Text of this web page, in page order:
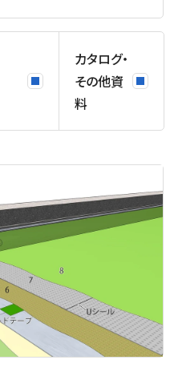
カタログ・
その他資
料